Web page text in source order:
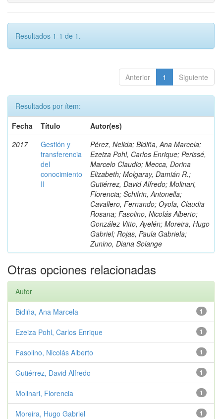
Resultados 1-1 de 1.
Anterior 1 Siguiente
Resultados por ítem:
Fecha
Título
Autor(es)
2017
Gestión y
transferencia
del
conocimiento
II
Pérez, Nelida; Bidiña, Ana Marcela;
Ezeiza Pohl, Carlos Enrique; Perissé,
Marcelo Claudio; Mecca, Dorina
Elizabeth; Molgaray, Damián R.;
Gutiérrez, David Alfredo; Molinari,
Florencia; Schifrin, Antonella;
Cavallero, Fernando; Oyola, Claudia
Rosana; Fasolino, Nicolás Alberto;
González Vitto, Ayelén; Moreira, Hugo
Gabriel; Rojas, Paula Gabriela;
Zunino, Diana Solange
Otras opciones relacionadas
Autor
1
Bidiña, Ana Marcela
1
Ezeiza Pohl, Carlos Enrique
1
Fasolino, Nicolás Alberto
1
Gutiérrez, David Alfredo
1
Molinari, Florencia
1
Moreira, Hugo Gabriel